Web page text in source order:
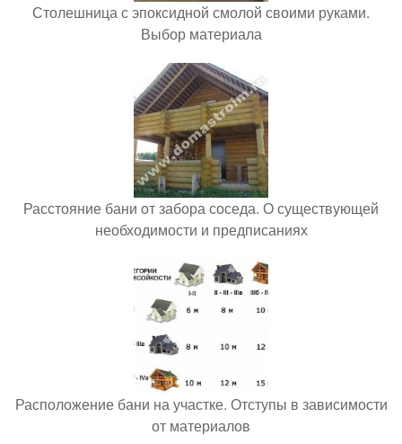
Столешница с эпоксидной смолой своими руками.
Выбор материала
Расстояние бани от забора соседа. О существующей
необходимости и предписаниях
Расположение бани на участке. Отступы в зависимости
от материалов